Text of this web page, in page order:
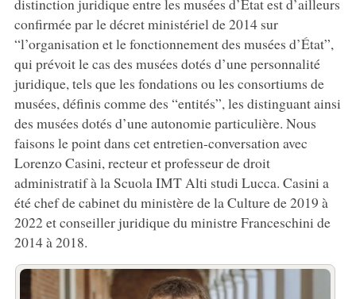
confirmée par le décret ministériel de 2014 sur
“l’organisation et le fonctionnement des musées d’État”,
qui prévoit le cas des musées dotés d’une personnalité
juridique, tels que les fondations ou les consortiums de
musées, définis comme des “entités”, les distinguant ainsi
des musées dotés d’une autonomie particulière. Nous
faisons le point dans cet entretien-conversation avec
Lorenzo Casini, recteur et professeur de droit
administratif à la Scuola IMT Alti studi Lucca. Casini a
été chef de cabinet du ministère de la Culture de 2019 à
2022 et conseiller juridique du ministre Franceschini de
2014 à 2018.